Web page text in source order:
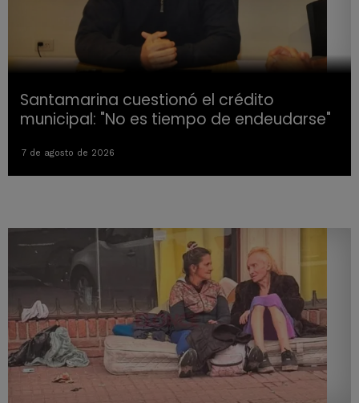
Santamarina cuestionó el crédito
municipal: "No es tiempo de endeudarse"
7 de agosto de 2026